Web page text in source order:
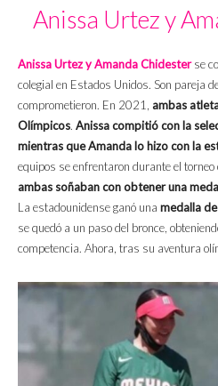
Anissa Urtez y
Anissa Urtez y Amanda Chidesterse
colegial en Estados Unidos. Son pareja
comprometieron. En 2021, ambas
Olímpicos. Anissa compitió con la
mientras que Amanda lo hizo con la
equipos se enfrentaron durante el torneo
ambas soñaban con obtener una
La estadounidense ganó una medalla
se quedó a un paso del bronce,
competencia. Ahora, tras su aventura